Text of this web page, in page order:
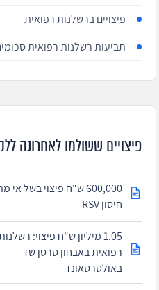
פיצויים ברשלנות רפואית
תביעות רשלנות רפואית
פיצויים ששולמו לאחרונה
600,000 ש"ח פיצוי בשל אי
חיסון RSV
1.05 מיליון ש"ח פיצוי:
רפואית באבחון סרטן שד
באולטרסאונד